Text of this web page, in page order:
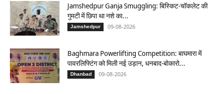
Jamshedpur Ganja Smuggling: बिस्किट-चॉकलेट की
गुमटी में छिपा था नशे का...
Jamshedpur 09-08-2026
Baghmara Powerlifting Competition: बाघमारा में
पावरलिफ्टिंग को मिली नई उड़ान, धनबाद-बोकारो...
Dhanbad 09-08-2026